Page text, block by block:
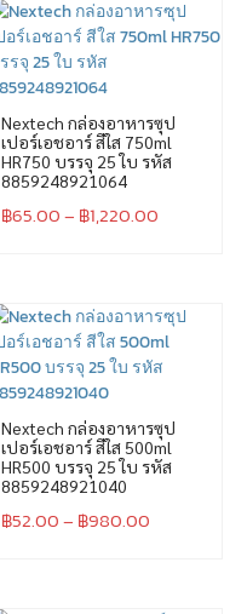
Nextech กล่องอาหารซุป
เปอร์เอชอาร์ สีใส 750ml
HR750 บรรจุ 25 ใบ รหัส
8859248921064
฿65.00– ฿1,220.00
Nextech กล่องอาหารซุป
เปอร์เอชอาร์ สีใส 500ml
HR500 บรรจุ 25 ใบ รหัส
8859248921040
฿52.00– ฿980.00